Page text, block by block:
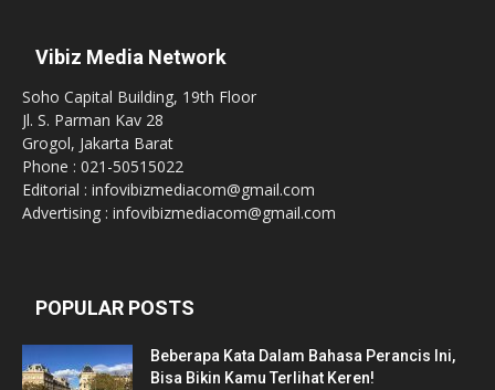
Vibiz Media Network
Soho Capital Building, 19th Floor
Jl. S. Parman Kav 28
Grogol, Jakarta Barat
Phone : 021-50515022
Editorial : infovibizmediacom@gmail.com
Advertising : infovibizmediacom@gmail.com
POPULAR POSTS
Beberapa Kata Dalam Bahasa Perancis Ini,
Bisa Bikin Kamu Terlihat Keren!